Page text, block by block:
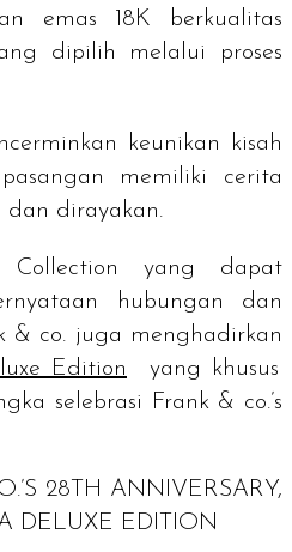
emas 18K berkualitas
dipilih melalui proses
keunikan kisah
memiliki cerita
dirayakan.
Collection yang dapat
hubungan dan
& co. juga menghadirkan
Edition yang khusus
selebrasi Frank & co.’s
28TH ANNIVERSARY,
DELUXE EDITION